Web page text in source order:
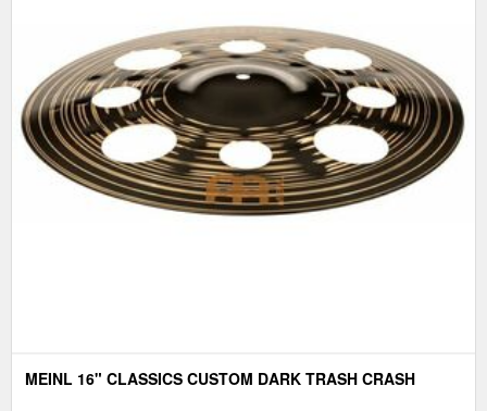
MEINL 16" CLASSICS CUSTOM DARK TRASH CRASH